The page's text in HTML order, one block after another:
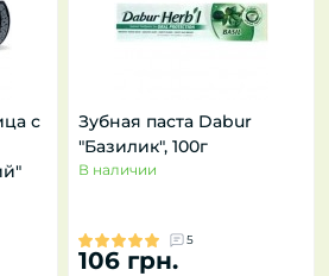
с
Зубная паста Dabur
"Базилик", 100г
В наличии
5
106 грн.